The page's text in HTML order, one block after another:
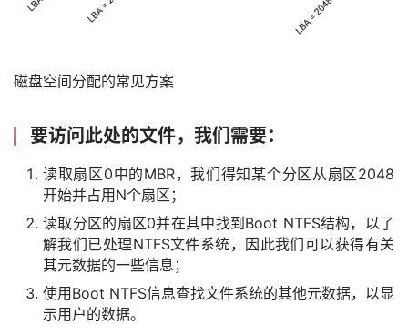
磁盘空间分配的常见方案
要访问此处的文件，我们需要：
读取扇区0中的MBR，我们得知某个分区从扇区2048
开始并占用N个扇区；
读取分区的扇区0并在其中找到Boot NTFS结构，以了
解我们已处理NTFS文件系统，因此我们可以获得有关
其元数据的一些信息；
使用Boot NTFS信息查找文件系统的其他元数据，以显
示用户的数据。